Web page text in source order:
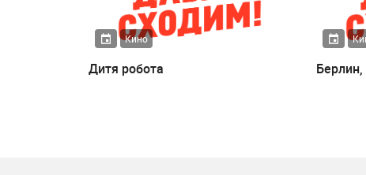
Кино
Дитя робота